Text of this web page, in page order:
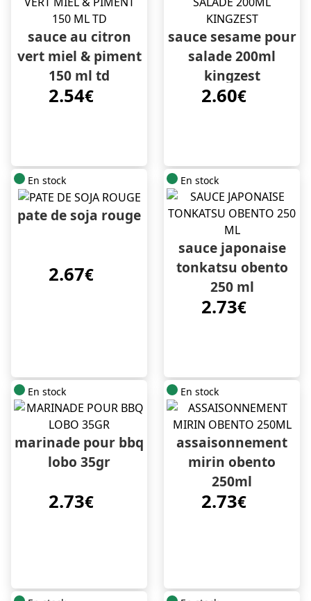
sauce au citron
vert miel & piment
150 ml td
2.54€
sauce sesame pour
salade 200ml
kingzest
2.60€
En stock
pate de soja rouge
2.67€
En stock
sauce japonaise
tonkatsu obento
250 ml
2.73€
En stock
marinade pour bbq
lobo 35gr
2.73€
En stock
assaisonnement
mirin obento
250ml
2.73€